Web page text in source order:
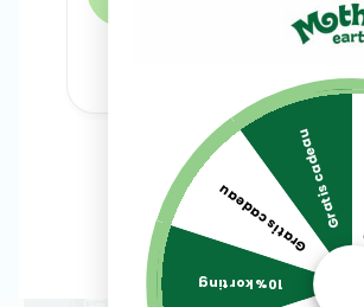
10% korting
Gratis cadeauGratis cadeau